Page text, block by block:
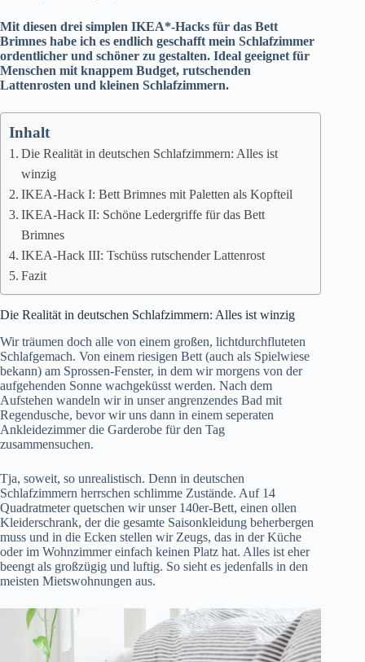
Mit diesen drei simplen IKEA*-Hacks für das Bett
Brimnes habe ich es endlich geschafft mein Schlafzimmer
ordentlicher und schöner zu gestalten. Ideal geeignet für
Menschen mit knappem Budget, rutschenden
Lattenrosten und kleinen Schlafzimmern.
Inhalt
Die Realität in deutschen Schlafzimmern: Alles ist
winzig
IKEA-Hack I: Bett Brimnes mit Paletten als Kopfteil
IKEA-Hack II: Schöne Ledergriffe für das Bett
Brimnes
IKEA-Hack III: Tschüss rutschender Lattenrost
Fazit
Die Realität in deutschen Schlafzimmern: Alles ist winzig
Wir träumen doch alle von einem großen, lichtdurchfluteten
Schlafgemach. Von einem riesigen Bett (auch als Spielwiese
bekann) am Sprossen-Fenster, in dem wir morgens von der
aufgehenden Sonne wachgeküsst werden. Nach dem
Aufstehen wandeln wir in unser angrenzendes Bad mit
Regendusche, bevor wir uns dann in einem seperaten
Ankleidezimmer die Garderobe für den Tag
zusammensuchen.
Tja, soweit, so unrealistisch. Denn in deutschen
Schlafzimmern herrschen schlimme Zustände. Auf 14
Quadratmeter quetschen wir unser 140er-Bett, einen ollen
Kleiderschrank, der die gesamte Saisonkleidung beherbergen
muss und in die Ecken stellen wir Zeugs, das in der Küche
oder im Wohnzimmer einfach keinen Platz hat. Alles ist eher
beengt als großzügig und luftig. So sieht es jedenfalls in den
meisten Mietswohnungen aus.